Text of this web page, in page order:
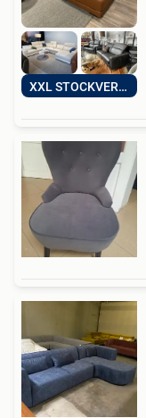
XXL STOCKVERKOOP